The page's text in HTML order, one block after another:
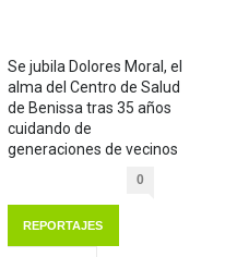
Se jubila Dolores Moral, el
alma del Centro de Salud
de Benissa tras 35 años
cuidando de
generaciones de vecinos
0
REPORTAJES